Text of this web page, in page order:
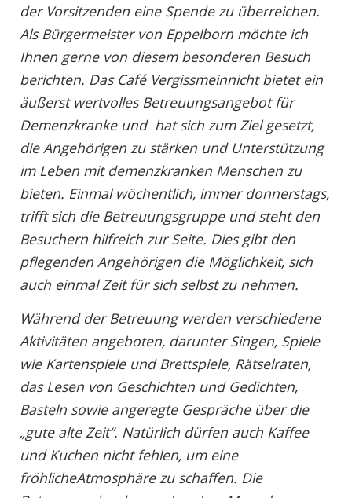
der Vorsitzenden eine Spende zu überreichen.
Als Bürgermeister von Eppelborn möchte ich
Ihnen gerne von diesem besonderen Besuch
berichten. Das Café Vergissmeinnicht bietet ein
äußerst wertvolles Betreuungsangebot für
Demenzkranke und hat sich zum Ziel gesetzt,
die Angehörigen zu stärken und Unterstützung
im Leben mit demenzkranken Menschen zu
bieten. Einmal wöchentlich, immer donnerstags,
trifft sich die Betreuungsgruppe und steht den
Besuchern hilfreich zur Seite. Dies gibt den
pflegenden Angehörigen die Möglichkeit, sich
auch einmal Zeit für sich selbst zu nehmen.
Während der Betreuung werden verschiedene
Aktivitäten angeboten, darunter Singen, Spiele
wie Kartenspiele und Brettspiele, Rätselraten,
das Lesen von Geschichten und Gedichten,
Basteln sowie angeregte Gespräche über die
„gute alte Zeit“. Natürlich dürfen auch Kaffee
und Kuchen nicht fehlen, um eine
fröhlicheAtmosphäre zu schaffen. Die